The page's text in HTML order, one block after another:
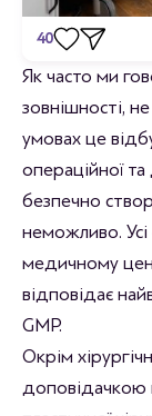
40
Станьте першим
Як часто ми
зовнішності,
умовах це
операційної
безпечно
неможливо.
медичному
відповідає
GMP.
Окрім
доповідачкою